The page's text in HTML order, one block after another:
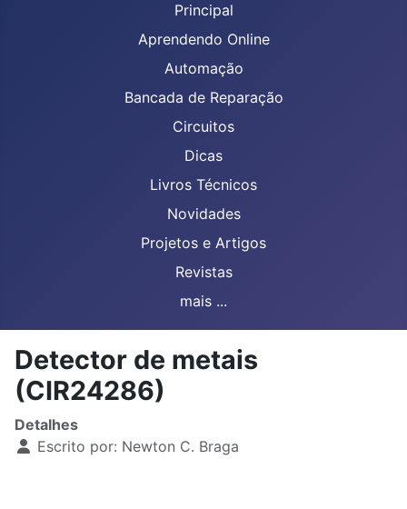
Principal
Aprendendo Online
Automação
Bancada de Reparação
Circuitos
Dicas
Livros Técnicos
Novidades
Projetos e Artigos
Revistas
mais ...
Detector de metais
(CIR24286)
Detalhes
Escrito por: Newton C. Braga